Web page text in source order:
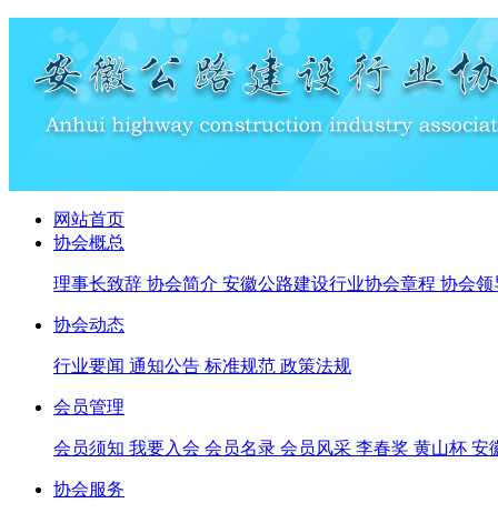
网站首页
协会概总
理事长致辞 协会简介 安徽公路建设行业协会章程 协会
协会动态
行业要闻 通知公告 标准规范 政策法规
会员管理
会员须知 我要入会 会员名录 会员风采 李春奖 黄山杯 安
协会服务